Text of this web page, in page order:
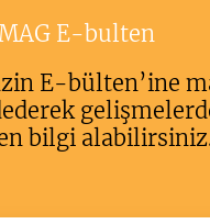
E-bulten
E-bülten’ine
bilgi